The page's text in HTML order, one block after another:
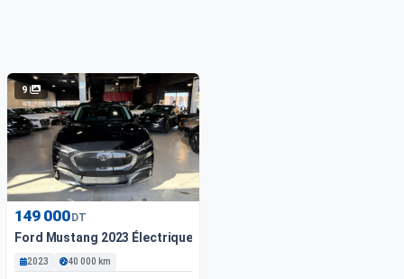
9
149 000 DT
Ford Mustang 2023 Électrique 40 000 Km Tunis
2023 40 000 km